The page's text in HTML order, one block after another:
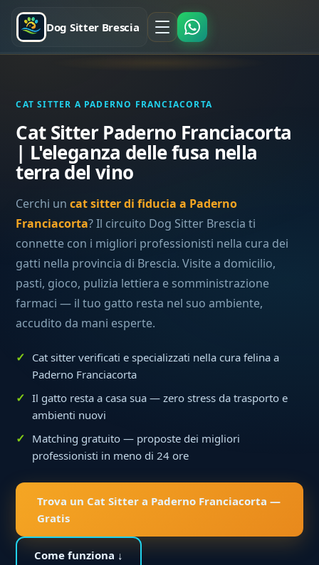
Dog Sitter Brescia
CAT SITTER A PADERNO FRANCIACORTA
Cat Sitter Paderno Franciacorta
| L'eleganza delle fusa nella
terra del vino
Cerchi uncat sitter di fiducia a Paderno
Franciacorta? Il circuito Dog Sitter Brescia ti
connette con i migliori professionisti nella cura dei
gatti nella provincia di Brescia. Visite a domicilio,
pasti, gioco, pulizia lettiera e somministrazione
farmaci — il tuo gatto resta nel suo ambiente,
accudito da mani esperte.
Cat sitter verificati e specializzati nella cura felina a
Paderno Franciacorta
Il gatto resta a casa sua — zero stress da trasporto e
ambienti nuovi
Matching gratuito — proposte dei migliori
professionisti in meno di 24 ore
Trova un Cat Sitter a Paderno Franciacorta —
Gratis
Come funziona ↓